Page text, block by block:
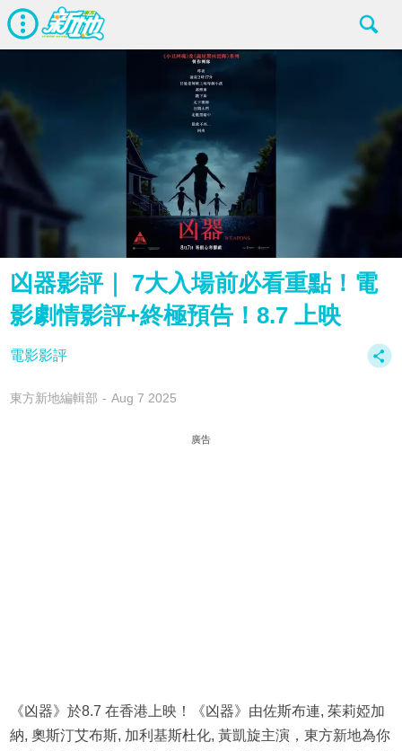
凶器影評｜ 7大入場前必看重點！電
影劇情影評+終極預告！8.7 上映
電影影評
東方新地編輯部 Aug 7 2025
廣告
《凶器》於8.7 在香港上映！《凶器》由佐斯布連, 茱莉婭加
納, 奧斯汀艾布斯, 加利基斯杜化, 黃凱旋主演，東方新地為你